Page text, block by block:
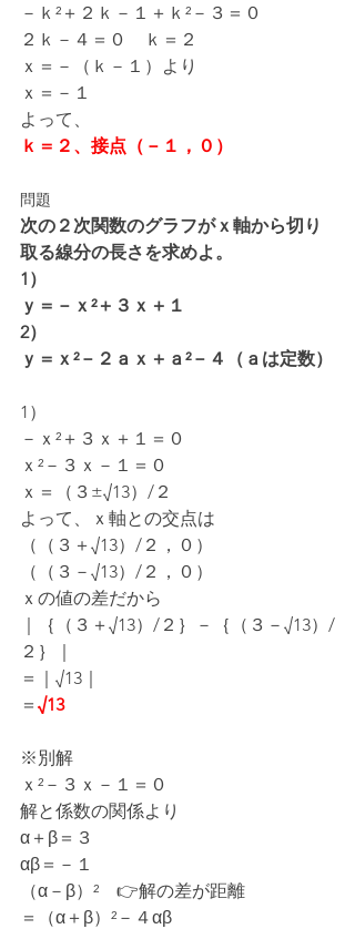
－ｋ²＋２ｋ－１＋ｋ²－３＝０
２ｋ－４＝０　ｋ＝２
ｘ＝－（ｋ－１）より
ｘ＝－１
よって、
ｋ＝２、接点（－１，０）
問題
次の２次関数のグラフがｘ軸から切り
取る線分の長さを求めよ。
1）
ｙ＝－ｘ²＋３ｘ＋１
2）
ｙ＝ｘ²－２ａｘ＋ａ²－４（ａは定数）
1）
－ｘ²＋３ｘ＋１＝０
ｘ²－３ｘ－１＝０
ｘ＝（３±√13）/２
よって、ｘ軸との交点は
（（３＋√13）/２，０）
（（３－√13）/２，０）
ｘの値の差だから
｜｛（３＋√13）/２｝－｛（３－√13）/
２｝｜
＝｜√13｜
＝ √13
※別解
ｘ²－３ｘ－１＝０
解と係数の関係より
α＋β＝３
αβ＝－１
（α－β）²　👉解の差が距離
＝（α＋β）²－４αβ